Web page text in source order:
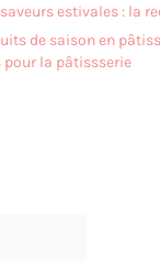
estivales : la
de saison en
pour la pâtissserie